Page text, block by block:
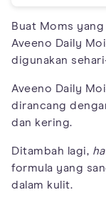
Buat Moms
Aveeno Daily
digunakan
Aveeno Daily
dirancang
dan kering.
Ditambah lagi,
formula yang
dalam kulit.